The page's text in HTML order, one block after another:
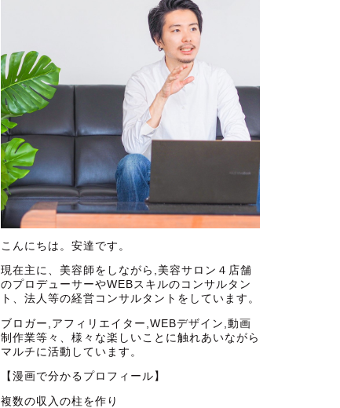
こんにちは。安達です。
現在主に、美容師をしながら,美容サロン４店舗
のプロデューサーやWEBスキルのコンサルタン
ト、法人等の経営コンサルタントをしています。
ブロガー,アフィリエイター,WEBデザイン,動画
制作業等々、様々な楽しいことに触れあいながら
マルチに活動しています。
【漫画で分かるプロフィール】
複数の収入の柱を作り